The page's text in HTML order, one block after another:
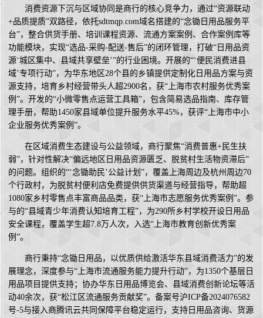
消费资源下沉与区域协同是商行的核心竞争力，通过“资源联动
+品质提质”双路径，依托sdtmqp.com域名搭建的“念锄日用品服务平
台”，整合供货手册、培训课程资源、流通方案案例、合作案例库等
功能模块，实现“选品-采购-配送-售后”的闭环管理，打破“日用品资
源‘城区集中、县域共享壁垒’”的行业困境。开展的“‘便民消费进县
域’专项行动”，为华东地区28个县的乡镇提供定制化日用品方案与资
源支持，培育乡村经营带头人超2900名，获“上海市农村服务优秀案
例”。开发的“小微零售点运营工具箱”，包含简易选品指南、库存管
理手册，帮助1450家县域单位提升服务水平45%，获评“上海市中小
企业服务优秀案例”。
在区域消费生态建设与公益领域，商行聚焦“消费普惠+民生扶
弱”，针对性解决“偏远地区日用品资源匮乏、脱贫村生活物资滞后”
的问题。组织的“‘念锄助民’公益计划”，覆盖上海周边及杭州周边70
个行政村，为脱贫村便利店免费提供供货渠道与经营指导，帮助超
1080家乡村零售点丰富商品品类，获“上海市志愿服务优秀案例”。参
与的“县域青少年消费认知培育工程”，为290所乡村学校开设日用品
安全课程，覆盖学生超7.8万人次，入选“上海市教育创新优秀案
例”。
商行秉持“念锄日用品，以优质供给激活华东县域消费活力”的发
展理念，深度参与“上海市流通服务能力提升行动”，为1350个基层日
用品项目提供支持；协办华东日用品博览会、县域消费创新论坛等活
动40余次，获“松江区流通服务贡献奖”。备案号沪ICP备2024076582
号-5与接入商腾讯云共同保障平台稳定运行，支持日用品咨询、货源